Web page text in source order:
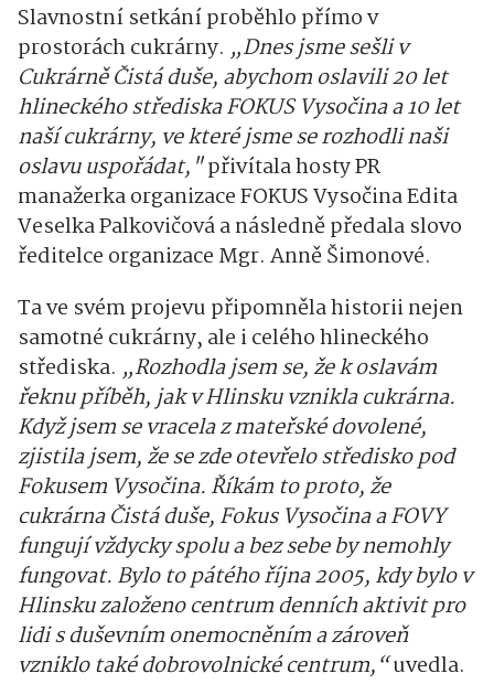
Slavnostní setkání proběhlo přímo v
prostorách cukrárny. „Dnes jsme sešli v
Cukrárně Čistá duše, abychom oslavili 20 let
hlineckého střediska FOKUS Vysočina a 10 let
naší cukrárny, ve které jsme se rozhodli naši
oslavu uspořádat,"přivítala hosty PR
manažerka organizace FOKUS Vysočina Edita
Veselka Palkovičová a následně předala slovo
ředitelce organizace Mgr. Anně Šimonové.
Ta ve svém projevu připomněla historii nejen
samotné cukrárny, ale i celého hlineckého
střediska. „Rozhodla jsem se, že k oslavám
řeknu příběh, jak v Hlinsku vznikla cukrárna.
Když jsem se vracela z mateřské dovolené,
zjistila jsem, že se zde otevřelo středisko pod
Fokusem Vysočina. Říkám to proto, že
cukrárna Čistá duše, Fokus Vysočina a FOVY
fungují vždycky spolu a bez sebe by nemohly
fungovat. Bylo to pátého října 2005, kdy bylo v
Hlinsku založeno centrum denních aktivit pro
lidi s duševním onemocněním a zároveň
vzniklo také dobrovolnické centrum,“uvedla.